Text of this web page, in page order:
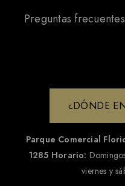
Preguntas
¿DÓNDE
Parque Comercial
1285 Horario:
viernes y